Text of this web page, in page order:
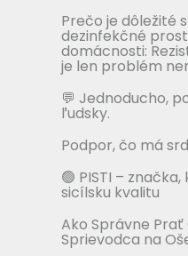
Prečo je dôležité
dezinfekčné
domácnosti:
je len problém
💬 Jednoducho,
ľudsky.
Podpor, čo má
🟢 PISTI –
sicílsku kvalitu
Ako Správne
Sprievodca na